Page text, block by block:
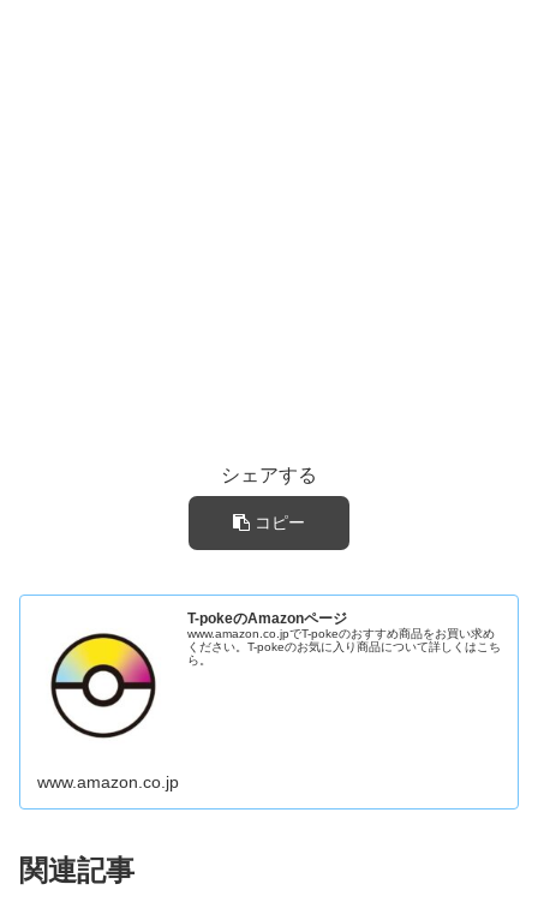
シェアする
コピー
T-pokeのAmazonページ
www.amazon.co.jpでT-pokeのおすすめ商品をお買い求め
ください。T-pokeのお気に入り商品について詳しくはこち
ら。
www.amazon.co.jp
関連記事